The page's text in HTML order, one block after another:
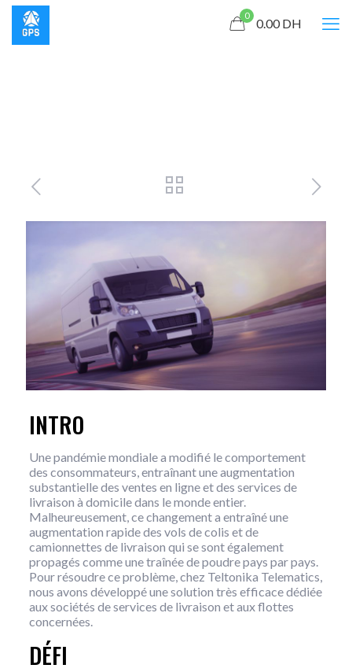
0
0.00DH
INTRO
Une pandémie mondiale a modifié le comportement
des consommateurs, entraînant une augmentation
substantielle des ventes en ligne et des services de
livraison à domicile dans le monde entier.
Malheureusement, ce changement a entraîné une
augmentation rapide des vols de colis et de
camionnettes de livraison qui se sont également
propagés comme une traînée de poudre pays par pays.
Pour résoudre ce problème, chez Teltonika Telematics,
nous avons développé une solution très efficace dédiée
aux sociétés de services de livraison et aux flottes
concernées.
DÉFI